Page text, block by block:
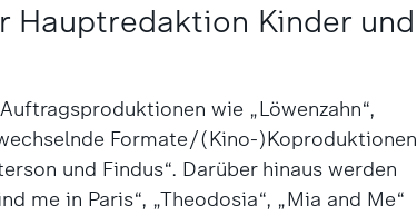
Hauptredaktion Kinder und
wie „Löwenzahn“,
Formate/(Kino-)Koproduktionen
und Findus“. Darüber hinaus werden
me in Paris“, „Theodosia“, „Mia and Me“